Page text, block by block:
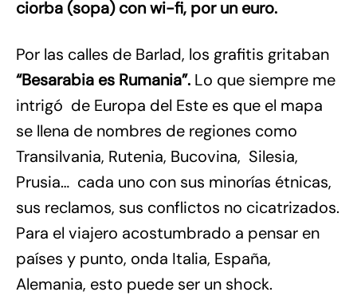
ciorba (sopa) con wi-fi, por un euro.
Por las calles de Barlad, los grafitis gritaban
“Besarabia es Rumania”. Lo que siempre me
intrigó de Europa del Este es que el mapa
se llena de nombres de regiones como
Transilvania, Rutenia, Bucovina, Silesia,
Prusia… cada uno con sus minorías étnicas,
sus reclamos, sus conflictos no cicatrizados.
Para el viajero acostumbrado a pensar en
países y punto, onda Italia, España,
Alemania, esto puede ser un shock.